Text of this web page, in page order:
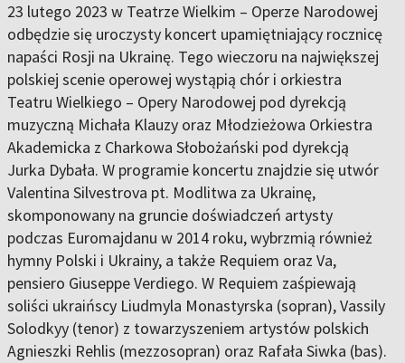
23 lutego 2023 w Teatrze Wielkim – Operze Narodowej
odbędzie się uroczysty koncert upamiętniający rocznicę
napaści Rosji na Ukrainę. Tego wieczoru na największej
polskiej scenie operowej wystąpią chór i orkiestra
Teatru Wielkiego – Opery Narodowej pod dyrekcją
muzyczną Michała Klauzy oraz Młodzieżowa Orkiestra
Akademicka z Charkowa Słobożański pod dyrekcją
Jurka Dybała. W programie koncertu znajdzie się utwór
Valentina Silvestrova pt. Modlitwa za Ukrainę,
skomponowany na gruncie doświadczeń artysty
podczas Euromajdanu w 2014 roku, wybrzmią również
hymny Polski i Ukrainy, a także Requiem oraz Va,
pensiero Giuseppe Verdiego. W Requiem zaśpiewają
soliści ukraińscy Liudmyla Monastyrska (sopran), Vassily
Solodkyy (tenor) z towarzyszeniem artystów polskich
Agnieszki Rehlis (mezzosopran) oraz Rafała Siwka (bas).